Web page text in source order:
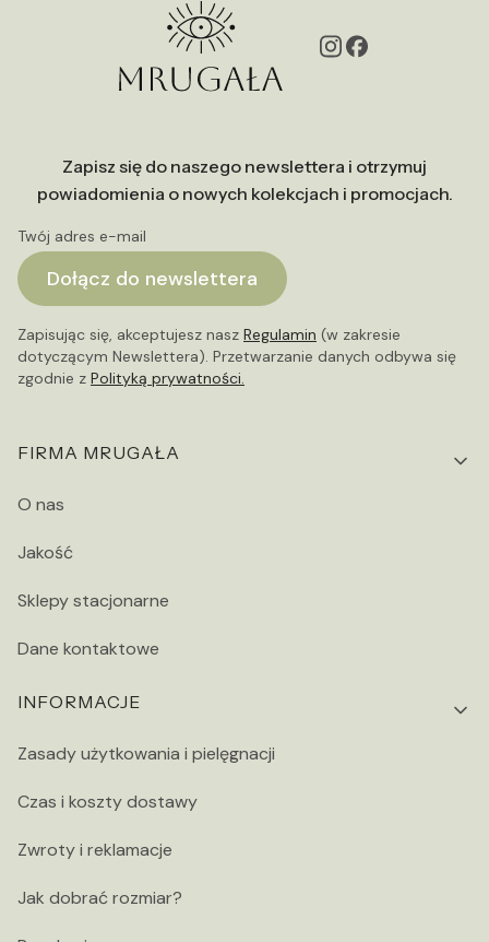
Zapisz się do naszego newslettera i otrzymuj
powiadomienia o nowych kolekcjach i promocjach.
Twój adres e-mail
Dołącz do newslettera
Zapisując się, akceptujesz nasz Regulamin (w zakresie
dotyczącym Newslettera). Przetwarzanie danych odbywa się
zgodnie z Polityką prywatności.
Linki w stopce
FIRMA MRUGAŁA
O nas
Jakość
Sklepy stacjonarne
Dane kontaktowe
INFORMACJE
Zasady użytkowania i pielęgnacji
Czas i koszty dostawy
Zwroty i reklamacje
Jak dobrać rozmiar?